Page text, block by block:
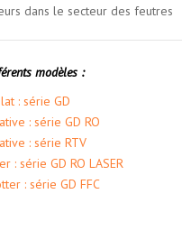
dans le secteur des feutres
modèles :
: série GD
: série GD RO
: série RTV
: série GD RO LASER
: série GD FFC